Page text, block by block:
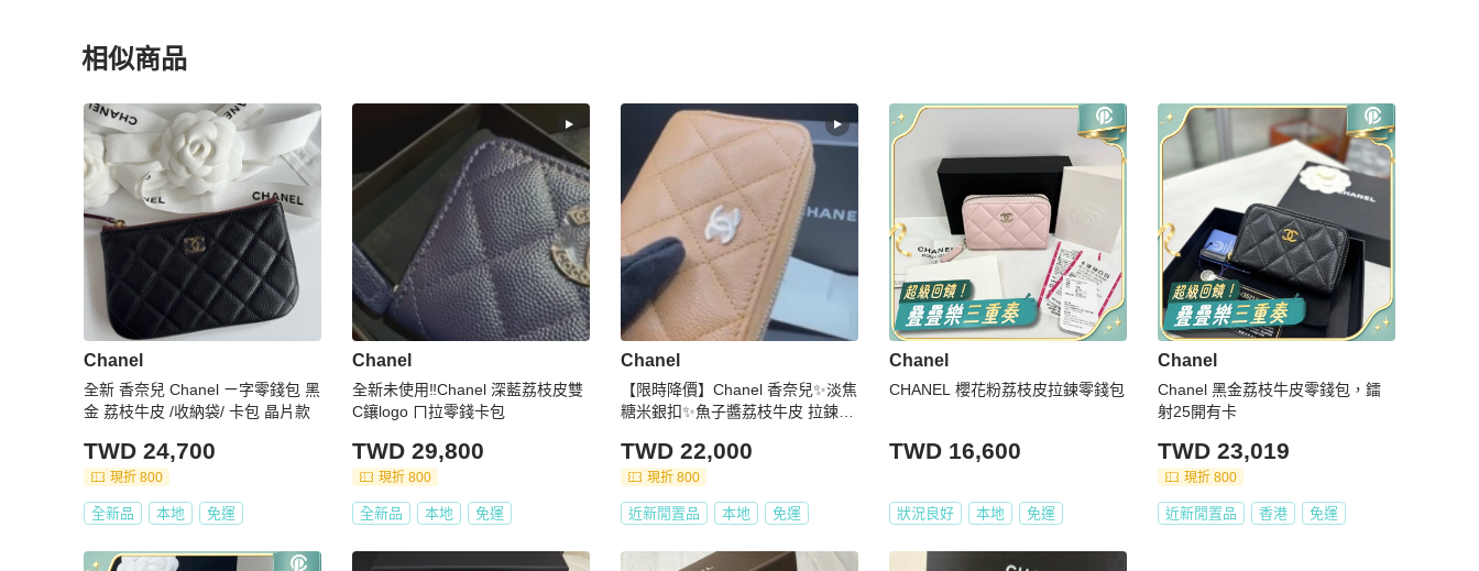
相似商品
更多相似Chanel女士錢包 / 小皮件 推薦精品
Chanel
全新 香奈兒 Chanel ㄧ字零錢包 黑
金 荔枝牛皮 /收納袋/ 卡包 晶片款
TWD 24,700
現折 800
全新品 本地 免運
Chanel
全新未使用‼️Chanel 深藍荔枝皮雙
C鑲logo ㄇ拉零錢卡包
TWD 29,800
現折 800
全新品 本地 免運
Chanel
【限時降價】Chanel 香奈兒✨淡焦
糖米銀扣✨魚子醬荔枝牛皮 拉鍊零
書)
TWD 22,000
現折 800
近新閒置品 本地 免運
Chanel
CHANEL 櫻花粉荔枝皮拉鍊零錢包
TWD 16,600
狀況良好 本地 免運
Chanel
Chanel 黑金荔枝牛皮零錢包，鐳
射25開有卡
TWD 23,019
現折 800
近新閒置品 香港 免運